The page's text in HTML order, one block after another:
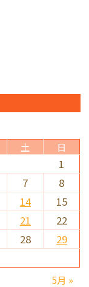
土 日
5月 »
1
7
8
14
15
21
22
28
29